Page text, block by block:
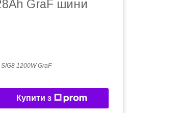
GraF шини
1200W GraF
Купити з